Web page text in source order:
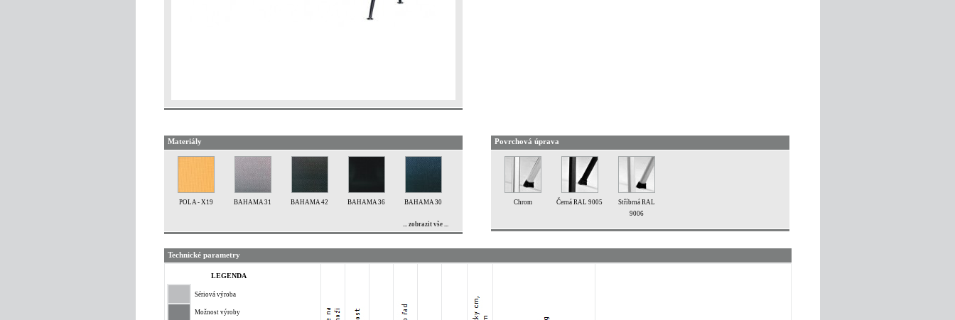
Materiály
POLA - X19 BAHAMA 31 BAHAMA 42 BAHAMA 36 BAHAMA 30
... zobrazit vše ...
Povrchová úprava
Chrom Černá RAL 9005
Stříbrná RAL
9006
Technické parametry
LEGENDA
Sériová výroba
Možnost výroby